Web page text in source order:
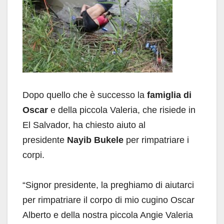
Dopo quello che è successo la famiglia di
Oscar e della piccola Valeria, che risiede in
El Salvador, ha chiesto aiuto al
presidente Nayib Bukele per rimpatriare i
corpi.
“Signor presidente, la preghiamo di aiutarci
per rimpatriare il corpo di mio cugino Oscar
Alberto e della nostra piccola Angie Valeria